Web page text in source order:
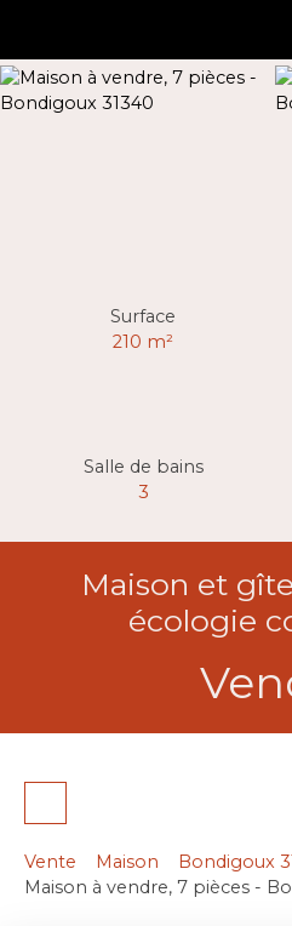
Surface
210 m²
Salle de bains
3
Maison et
écologie
Vente Maison
Bondigoux
Maison à vendre, 7 pièces -